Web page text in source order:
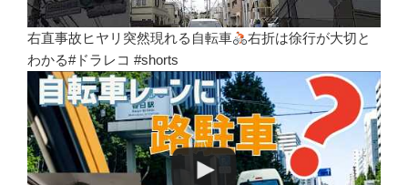
右直事故ヒヤリ突然現れる自転車
右折は徐行が大切と
わかる#ドラレコ #shorts